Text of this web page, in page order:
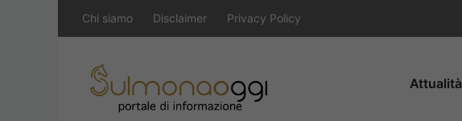
Chi siamo Disclaimer Privacy Policy
Attualità